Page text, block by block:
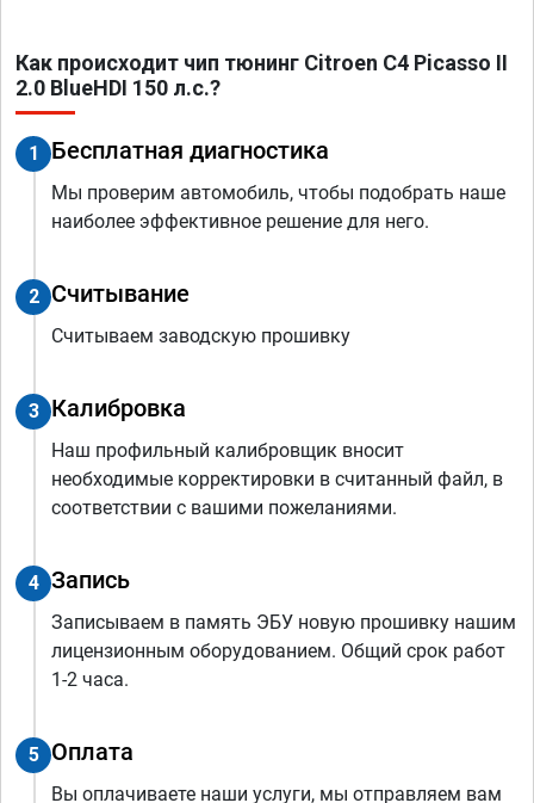
Как происходит чип тюнинг Citroen C4 Picasso II
2.0 BlueHDI 150 л.с.?
1 Бесплатная диагностика
Мы проверим автомобиль, чтобы подобрать наше
наиболее эффективное решение для него.
2 Считывание
Считываем заводскую прошивку
3 Калибровка
Наш профильный калибровщик вносит
необходимые корректировки в считанный файл, в
соответствии с вашими пожеланиями.
4 Запись
Записываем в память ЭБУ новую прошивку нашим
лицензионным оборудованием. Общий срок работ
1-2 часа.
5 Оплата
Вы оплачиваете наши услуги, мы отправляем вам